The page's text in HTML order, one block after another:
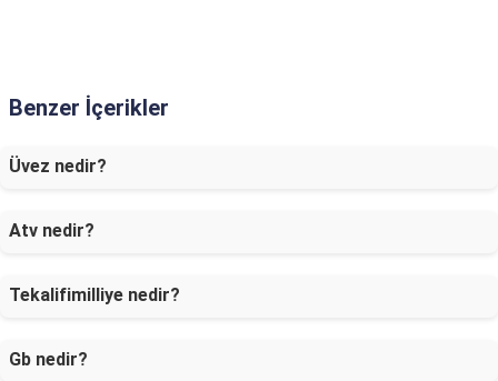
Benzer İçerikler
Üvez nedir?
Atv nedir?
Tekalifimilliye nedir?
Gb nedir?